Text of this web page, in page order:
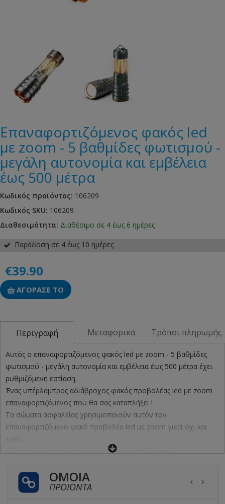
Επαναφορτιζόμενος φακός led
με zoom - 5 βαθμίδες φωτισμού -
μεγάλη αυτονομία και εμβέλεια
έως 500 μέτρα
Κωδικός προϊόντος: 106209
Κωδικός SKU: 106209
Διαθεσιμότητα: Διαθέσιμο σε 4 έως 6 ημέρες
Παράδοση σε 4 έως 10 ημέρες
€39.90
ΑΓΟΡΑΣΕ ΤΟ
Περιγραφή Μεταφορικά Τρόποι πληρωμής
Αυτός ο επαναφορτιζόμενος φακός led με zoom - 5 βαθμίδες
φωτισμού - μεγάλη αυτονομία και εμβέλεια έως 500 μέτρα έχει
ρυθμιζόμενη εστίαση.
Ένας υπέρλαμπρος αδιάβροχος φακός προβολέας led με zoom
επαναφορτιζόμενος που θα σας καταπλήξει !
Τα σώματα ασφαλείας χρησιμοποιούν αυτόν τον
επαναφορτιζόμενο φακό προβολέα led με zoom γιατί όχι και
Κάντε την νύχτα - μέρα με αυτόν τον υπέρλαμπρο
Διαθέτει λουράκι και είναι ιδανική λύση για νυχτοφύλακες,
σώματα ασφαλείας, κυνηγούς, πεζοπόρους, αγρότες, camping,
ΌΜΟΙΑ
ΠΡΟΪΌΝΤΑ